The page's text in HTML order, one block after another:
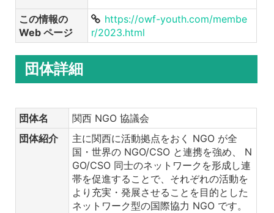
この情報の
Web ページ
https://owf-youth.com/membe
r/2023.html
団体詳細
団体名
関西 NGO 協議会
団体紹介
主に関西に活動拠点をおく NGO が全
国・世界の NGO/CSO と連携を強め、 N
GO/CSO 同士のネットワークを形成し連
帯を促進することで、それぞれの活動を
より充実・発展させることを目的とした
ネットワーク型の国際協力 NGO です。